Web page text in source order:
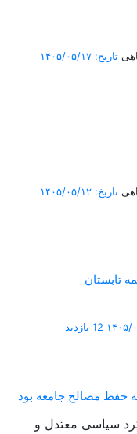
تاریخ: ۱۴۰۵/۰۵/۱۷
تاریخ: ۱۴۰۵/۰۵/۱۲
تابستان
12 بازدید
حفظ مصالح جامعه بود
سیاسی معتدل و